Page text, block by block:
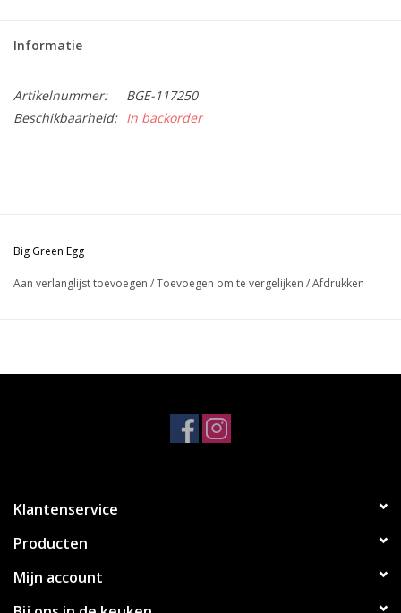
Informatie
Artikelnummer:
BGE-117250
Beschikbaarheid: In backorder
Big Green Egg
Aan verlanglijst toevoegen /Toevoegen om te vergelijken /Afdrukken
Klantenservice
Producten
Mijn account